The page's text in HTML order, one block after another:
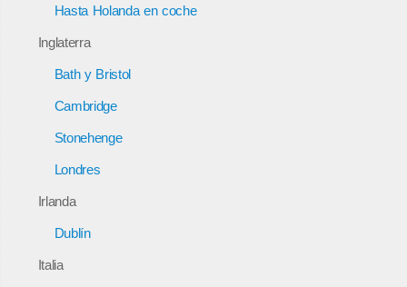
Hasta Holanda en coche
Inglaterra
Bath y Bristol
Cambridge
Stonehenge
Londres
Irlanda
Dublín
Italia